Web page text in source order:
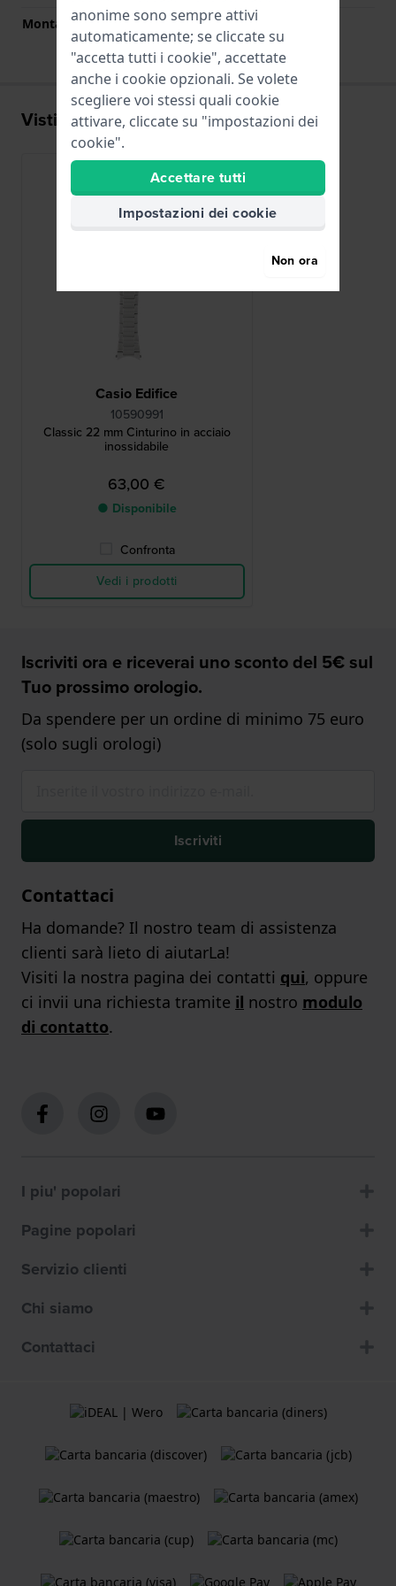
Montatura dritta
No
Visti di recente
Casio Edifice
10590991
Classic 22 mm Cinturino in acciaio
inossidabile
63,00 €
● Disponibile
Confronta
Vedi i prodotti
Iscriviti ora e riceverai uno sconto del 5€ sul
Tuo prossimo orologio.
Da spendere per un ordine di minimo 75 euro
(solo sugli orologi)
Iscriviti
Contattaci
Ha domande? Il nostro team di assistenza
clienti sarà lieto di aiutarLa!
Visiti la nostra pagina dei contatti qui, oppure
ci invii una richiesta tramite il nostro modulo
di contatto.
I piu' popolari
Pagine popolari
Servizio clienti
Chi siamo
Contattaci
anonime sono sempre attivi
automaticamente; se cliccate su
"accetta tutti i cookie", accettate
anche i cookie opzionali. Se volete
scegliere voi stessi quali cookie
attivare, cliccate su "impostazioni dei
cookie".
Accettare tutti
Impostazioni dei cookie
Non ora